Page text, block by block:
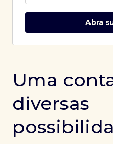
Abra
Uma
diversas